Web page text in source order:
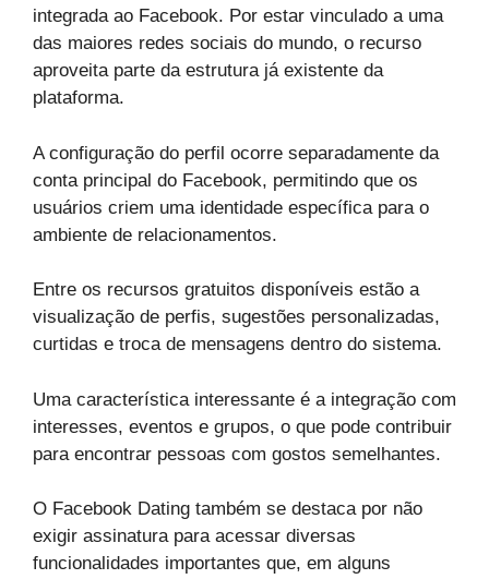
integrada ao Facebook. Por estar vinculado a uma
das maiores redes sociais do mundo, o recurso
aproveita parte da estrutura já existente da
plataforma.
A configuração do perfil ocorre separadamente da
conta principal do Facebook, permitindo que os
usuários criem uma identidade específica para o
ambiente de relacionamentos.
Entre os recursos gratuitos disponíveis estão a
visualização de perfis, sugestões personalizadas,
curtidas e troca de mensagens dentro do sistema.
Uma característica interessante é a integração com
interesses, eventos e grupos, o que pode contribuir
para encontrar pessoas com gostos semelhantes.
O Facebook Dating também se destaca por não
exigir assinatura para acessar diversas
funcionalidades importantes que, em alguns